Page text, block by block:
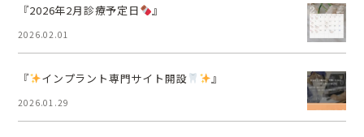
『2026年2月診療予定日 』
2026.02.01
『 インプラント専門サイト開設 』
2026.01.29